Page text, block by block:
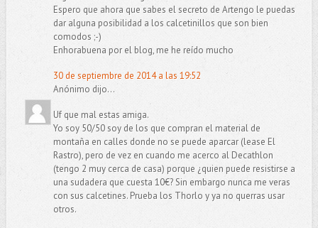
Espero que ahora que sabes el secreto de Artengo le puedas
dar alguna posibilidad a los calcetinillos que son bien
comodos ;-)
Enhorabuena por el blog, me he reído mucho
30 de septiembre de 2014 a las 19:52
Anónimo dijo...
Uf que mal estas amiga.
Yo soy 50/50 soy de los que compran el material de
montaña en calles donde no se puede aparcar (lease El
Rastro), pero de vez en cuando me acerco al Decathlon
(tengo 2 muy cerca de casa) porque ¿quien puede resistirse a
una sudadera que cuesta 10€? Sin embargo nunca me veras
con sus calcetines. Prueba los Thorlo y ya no querras usar
otros.